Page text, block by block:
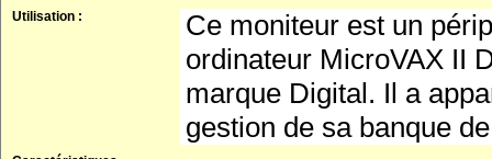
Utilisation :
Ce moniteur est un
ordinateur MicroVAX II
marque Digital. Il a
gestion de sa banque